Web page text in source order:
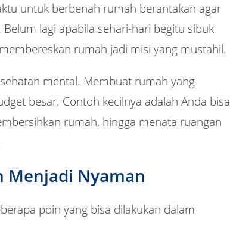
untuk berbenah rumah berantakan agar
lagi apabila sehari-hari begitu sibuk
rumah jadi misi yang mustahil.
mental. Membuat rumah yang
besar. Contoh kecilnya adalah Anda bisa
rumah, hingga menata ruangan
Menjadi Nyaman
poin yang bisa dilakukan dalam